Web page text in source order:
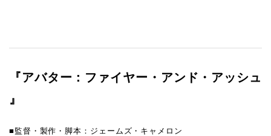
『アバター：ファイヤー・アンド・アッシュ
』
■監督・製作・脚本：ジェームズ・キャメロン